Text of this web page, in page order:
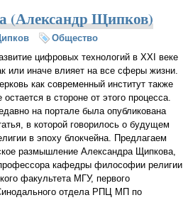
(Александр Щипков)
Общество
цифровых технологий в XXI веке
или иначе влияет на все сферы жизни.
как современный институт также
остается в стороне от этого процесса.
на портале была опубликована
в которой говорилось о будущем
в эпоху блокчейна. Предлагаем
размышление Александра Щипкова,
кафедры философии религии
факультета МГУ, первого
отдела РПЦ МП по